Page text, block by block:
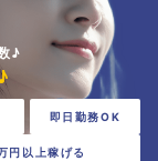
♪
即日勤務OK
円以上稼げる